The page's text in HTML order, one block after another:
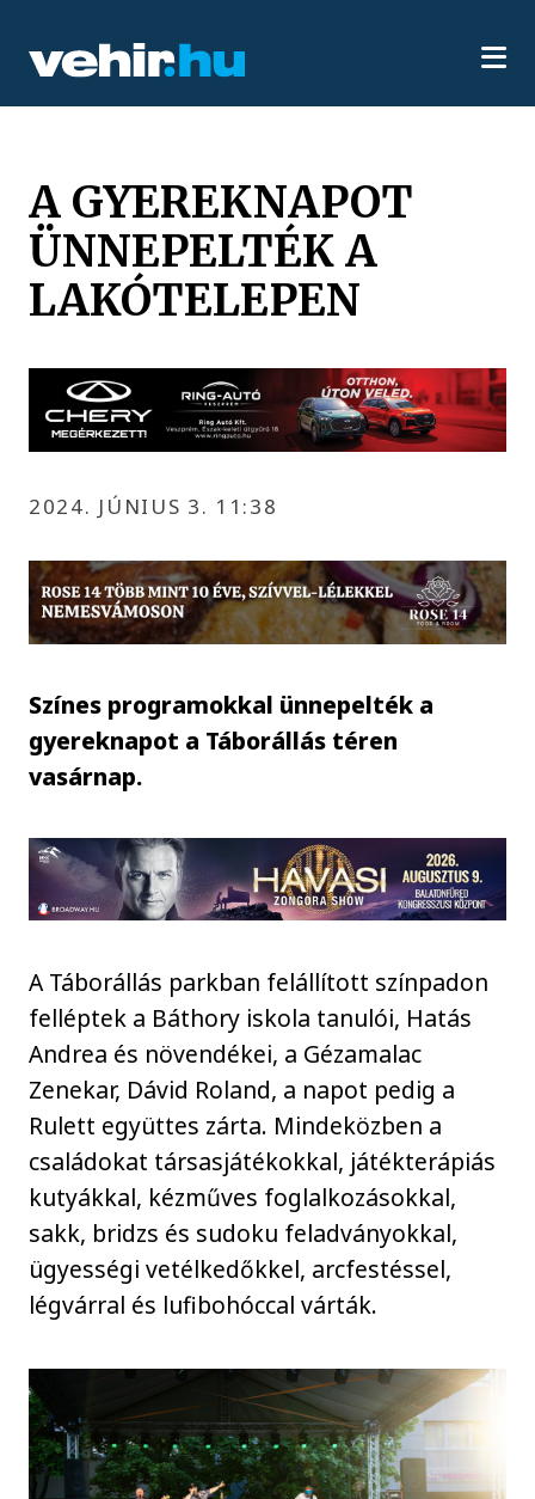
A GYEREKNAPOT
ÜNNEPELTÉK A
LAKÓTELEPEN
2024. JÚNIUS 3. 11:38
Színes programokkal ünnepelték a
gyereknapot a Táborállás téren
vasárnap.
A Táborállás parkban felállított színpadon
felléptek a Báthory iskola tanulói, Hatás
Andrea és növendékei, a Gézamalac
Zenekar, Dávid Roland, a napot pedig a
Rulett együttes zárta. Mindeközben a
családokat társasjátékokkal, játékterápiás
kutyákkal, kézműves foglalkozásokkal,
sakk, bridzs és sudoku feladványokkal,
ügyességi vetélkedőkkel, arcfestéssel,
légvárral és lufibohóccal várták.